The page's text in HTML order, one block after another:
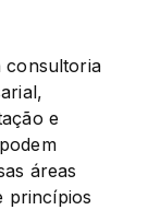
consultoria
e
áreas
princípios